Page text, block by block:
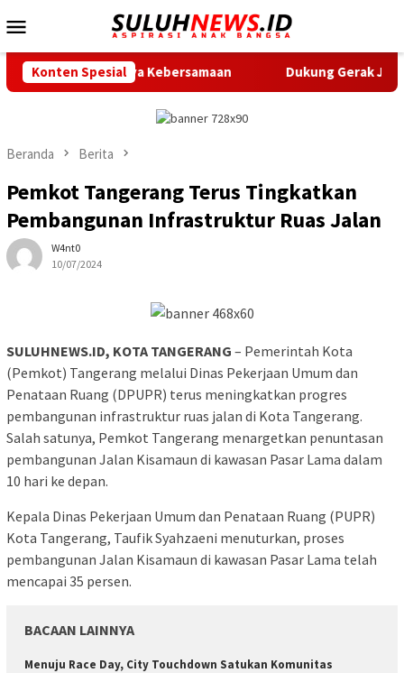
ke
Mobile
Konten Spesial
Kebersamaan Dukung Gerak Jalan Santai HUT
Beranda Berita
Pemkot Tangerang Terus Tingkatkan
Pembangunan Infrastruktur Ruas Jalan
W4nt0
10/07/2024
SULUHNEWS.ID, KOTA TANGERANG – Pemerintah Kota
(Pemkot) Tangerang melalui Dinas Pekerjaan Umum dan
Penataan Ruang (DPUPR) terus meningkatkan progres
pembangunan infrastruktur ruas jalan di Kota Tangerang.
Salah satunya, Pemkot Tangerang menargetkan penuntasan
pembangunan Jalan Kisamaun di kawasan Pasar Lama dalam
10 hari ke depan.
Kepala Dinas Pekerjaan Umum dan Penataan Ruang (PUPR)
Kota Tangerang, Taufik Syahzaeni menuturkan, proses
pembangunan Jalan Kisamaun di kawasan Pasar Lama telah
mencapai 35 persen.
BACAAN LAINNYA
Menuju Race Day, City Touchdown Satukan Komunitas